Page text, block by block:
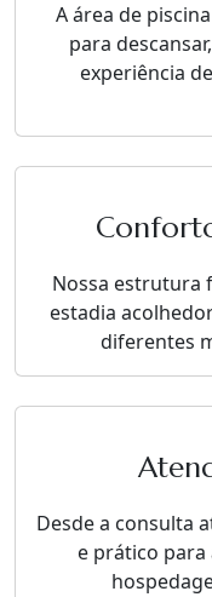
A área de
para
experiência
Nossa estrutura
estadia
diferentes
Desde a consulta
e prático para